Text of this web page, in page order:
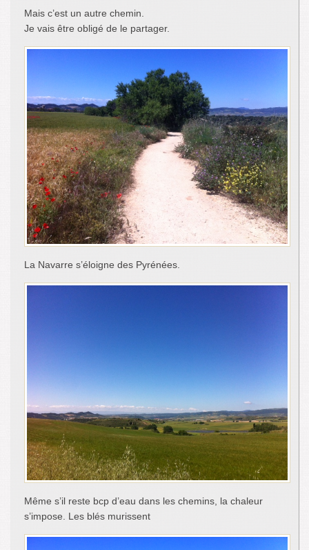
Mais c’est un autre chemin.
Je vais être obligé de le partager.
La Navarre s’éloigne des Pyrénées.
Même s’il reste bcp d’eau dans les chemins, la chaleur
s’impose. Les blés murissent